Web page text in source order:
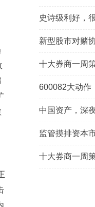
史诗级利好，
十大券商一周
600082大动作
中国资产，深
监管摸排资本
十大券商一周